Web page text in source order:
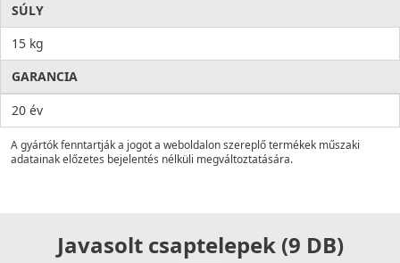
SÚLY
15 kg
GARANCIA
20 év
A gyártók fenntartják a jogot a weboldalon szereplő termékek műszaki
adatainak előzetes bejelentés nélküli megváltoztatására.
Javasolt csaptelepek (9 DB)